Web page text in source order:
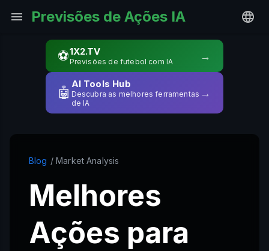
Previsões de Ações IA
⚽1X2.TV
Previsões de futebol com IA →
🤖
AI Tools Hub
Descubra as melhores ferramentas
de IA
→
Blog / Market Analysis
Melhores
Ações para